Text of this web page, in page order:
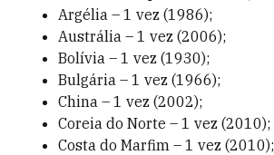
Argélia – 1 vez (1986);
Austrália – 1 vez (2006);
Bolívia – 1 vez (1930);
Bulgária – 1 vez (1966);
China – 1 vez (2002);
Coreia do Norte – 1 vez (2010);
Costa do Marfim – 1 vez (2010);